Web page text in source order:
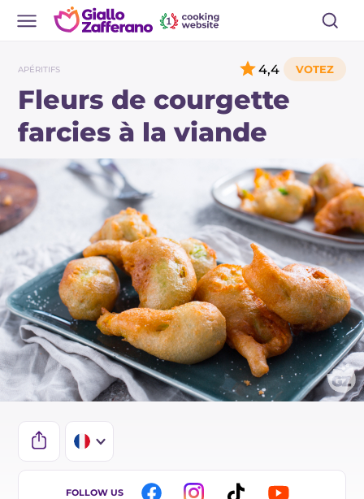
APÉRITIFS
Fleurs de courgette
farcies à la viande
4,4
IT
FOLLOW US